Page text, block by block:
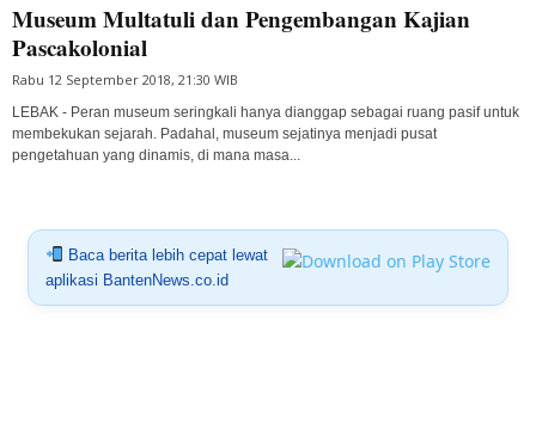
Museum Multatuli dan Pengembangan Kajian
Pascakolonial
Rabu 12 September 2018, 21:30 WIB
LEBAK - Peran museum seringkali hanya dianggap sebagai ruang pasif untuk
membekukan sejarah. Padahal, museum sejatinya menjadi pusat
pengetahuan yang dinamis, di mana masa...
Baca berita lebih cepat lewat
aplikasi BantenNews.co.id